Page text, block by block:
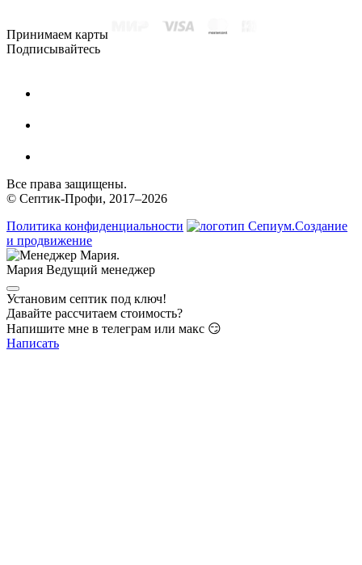
Принимаем карты
Подписывайтесь
Все права защищены.
© Септик-Профи, 2017–2026
Политика конфиденциальности
Создание
и продвижение
Мария Ведущий менеджер
Установим септик под ключ!
Давайте рассчитаем стоимость?
Напишите мне в телеграм или макс 😏
Написать